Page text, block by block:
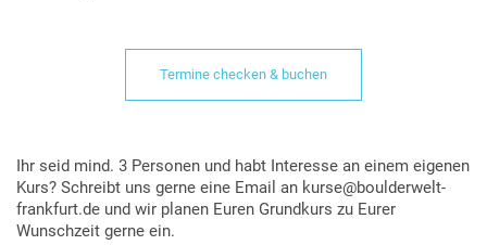
Termine checken & buchen
Ihr seid mind. 3 Personen und habt Interesse an einem eigenen
Kurs? Schreibt uns gerne eine Email an kurse@boulderwelt-
frankfurt.de und wir planen Euren Grundkurs zu Eurer
Wunschzeit gerne ein.